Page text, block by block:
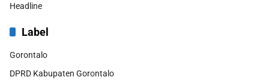
Headline
Label
Gorontalo
DPRD Kabupaten Gorontalo